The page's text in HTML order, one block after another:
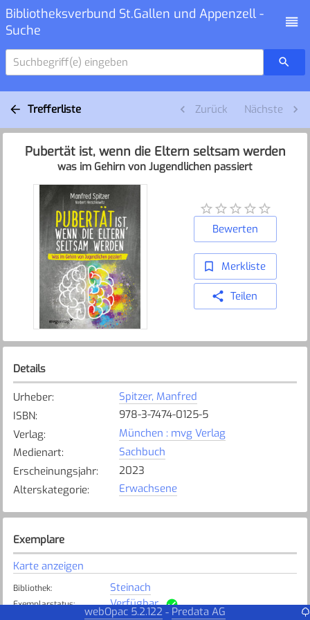
Bibliotheksverbund St.Gallen und Appenzell -
Suche
Suchbegriff(e) eingeben
Trefferliste Zurück Nächste
Pubertät ist, wenn die Eltern seltsam werden
was im Gehirn von Jugendlichen passiert
Bewerten
Merkliste
Teilen
Details
Urheber:
Spitzer, Manfred
ISBN:
978-3-7474-0125-5
Verlag:
München : mvg Verlag
Medienart:
Sachbuch
Erscheinungsjahr:
2023
Alterskategorie: Erwachsene
Exemplare
Karte anzeigen
Bibliothek: Steinach
Exemplarstatus: Verfügbar
webOpac 5.2.122 - Predata AG